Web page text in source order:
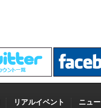
リアルイベント ニュ